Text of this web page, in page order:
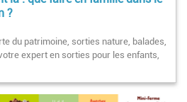
?
du patrimoine, sorties nature, balades,
expert en sorties pour les enfants,